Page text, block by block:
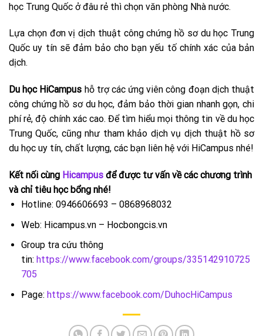
học Trung Quốc ở đâu rẻ thì chọn văn phòng Nhà nước.
Lựa chọn đơn vị dịch thuật công chứng hồ sơ du học Trung
Quốc uy tín sẽ đảm bảo cho bạn yếu tố chính xác của bản
dịch.
Du học HiCampus hỗ trợ các ứng viên công đoạn dịch thuật
công chứng hồ sơ du học, đảm bảo thời gian nhanh gọn, chi
phí rẻ, độ chính xác cao. Để tìm hiểu mọi thông tin về du học
Trung Quốc, cũng như tham khảo dịch vụ dịch thuật hồ sơ
du học uy tín, chất lượng, các bạn liên hệ với HiCampus nhé!
Kết nối cùng Hicampus để được tư vấn về các chương trình
và chỉ tiêu học bổng nhé!
Hotline: 0946606693 – 0868968032
Web: Hicampus.vn – Hocbongcis.vn
Group tra cứu thông
tin: https://www.facebook.com/groups/335142910725
705
Page: https://www.facebook.com/DuhocHiCampus